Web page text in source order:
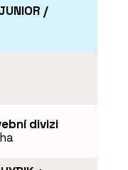
/
divizi